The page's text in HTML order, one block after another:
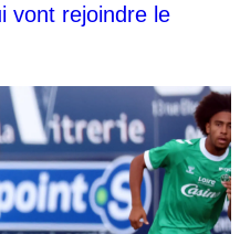
vont rejoindre le